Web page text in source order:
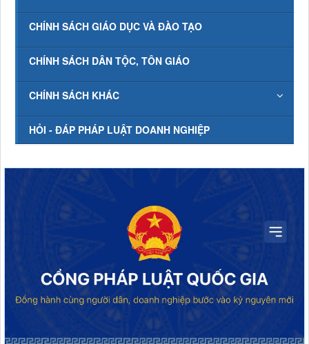
CHÍNH SÁCH GIÁO DỤC VÀ ĐÀO TẠO
CHÍNH SÁCH DÂN TỘC, TÔN GIÁO
CHÍNH SÁCH KHÁC
HỎI - ĐÁP PHÁP LUẬT DOANH NGHIỆP